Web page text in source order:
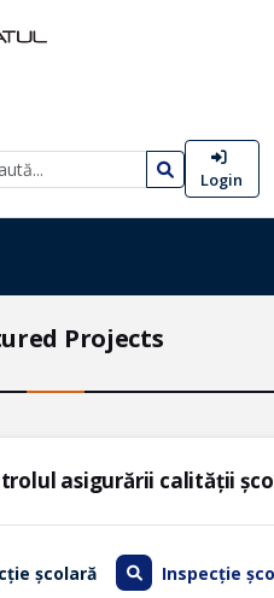
Login
Projects
asigurării calității
școlară Inspecție